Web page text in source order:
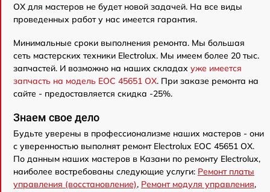
OX для мастеров не будет новой задачей. На все виды
проведенных работ у нас имеется гарантия.
Минимальные сроки выполнения ремонта. Мы большая
сеть мастерских техники Electrolux. Мы имеем более 20 тыс.
запчастей. И возможно на наших складах уже имеется
запчасть на модель EOC 45651 OX. При заказе ремонта на
сайте - предоставляется скидка -25%.
Знаем свое дело
Будьте уверены в профессионализме наших мастеров - они
с уверенностью выполнят ремонт Electrolux EOC 45651 OX.
По данным наших мастеров в Казани по ремонту Electrolux,
наиболее востребованы следующие услуги: Ремонт платы
управления (восстановление), Ремонт модуля управления,